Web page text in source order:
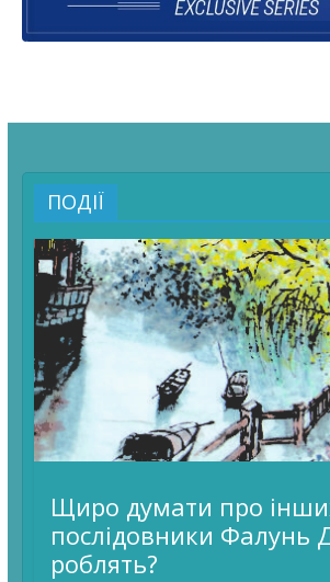
ПОДІЇ
Щиро думати про
послідовники Фалунь
роблять?